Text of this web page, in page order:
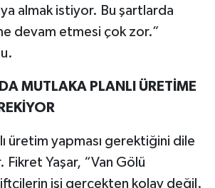
almak istiyor. Bu şartlarda
devam etmesi çok zor.”
MUTLAKA PLANLI ÜRETİME
üretim yapması gerektiğini dile
Yaşar, “Van Gölü
işi gerçekten kolay değil.